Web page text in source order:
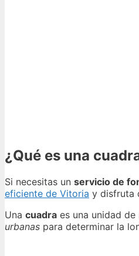
¿Qué es una
Si necesitas un servicio de
eficiente de Vitoria y disfruta
Una cuadra es una unidad
urbanas para determinar la